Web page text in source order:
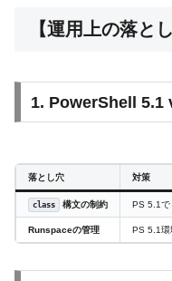
【運用上の落と
1. PowerShell 5.1
落とし穴 対策
class 構文の制約 PS 5.1で
Runspaceの管理 PS 5.1環